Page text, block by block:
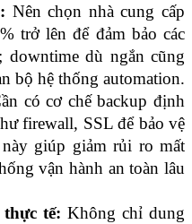
Nên chọn nhà cung cấp
trở lên để đảm bảo các
dù ngắn cũng
bộ hệ thống automation.
có cơ chế backup định
firewall, SSL để bảo vệ
giúp giảm rủi ro mất
vận hành an toàn lâu
tế: Không chỉ dung